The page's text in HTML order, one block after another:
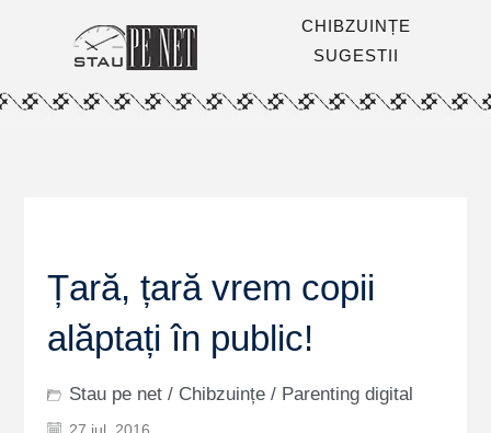
CHIBZUINȚE
SUGESTII
Țară, țară vrem copii
alăptați în public!
Stau pe net/ Chibzuințe/ Parenting digital